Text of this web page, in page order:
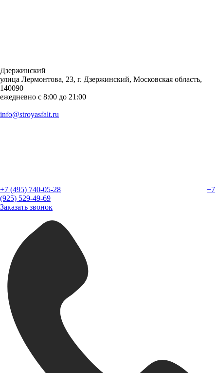
Дзержинский
улица Лермонтова, 23, г. Дзержинский, Московская область,
140090
ежедневно с 8:00 до 21:00
info@stroyasfalt.ru
+7 (495) 740-05-28
+7
(925) 529-49-69
Заказать звонок